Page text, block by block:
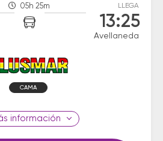
05h 25m LLEGA
13:25
Avellaneda
CAMA
información